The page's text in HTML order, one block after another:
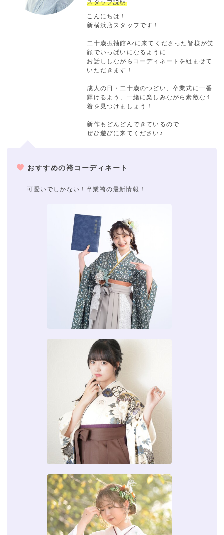
スタッフ説明
こんにちは！
新横浜店スタッフです！
二十歳振袖館Azに来てくださった皆様が笑
顔でいっぱいになるように
お話ししながらコーディネートを組ませて
いただきます！
成人の日・二十歳のつどい、卒業式に一番
輝けるよう、一緒に楽しみながら素敵な１
着を見つけましょう！
新作もどんどんできているので
ぜひ遊びに来てください♪
おすすめの袴コーディネート
可愛いでしかない！卒業袴の最新情報！